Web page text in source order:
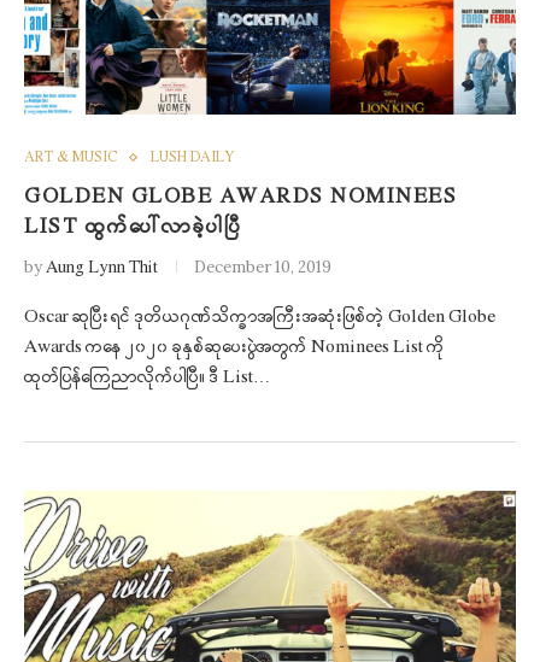
ART & MUSIC LUSH DAILY
GOLDEN GLOBE AWARDS NOMINEES
LIST ထွက်ပေါ်လာခဲ့ပါပြီ
byAung Lynn Thit December 10, 2019
Oscar ဆုပြီးရင် ဒုတိယဂုဏ်သိက္ခာအကြီးအဆုံးဖြစ်တဲ့ Golden Globe
Awards ကနေ ၂၀၂၀ ခုနှစ်ဆုပေးပွဲအတွက် Nominees List ကို
ထုတ်ပြန်ကြေညာလိုက်ပါပြီ။ ဒီ List…